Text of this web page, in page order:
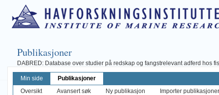
Publikasjoner
DABRED: Database over studier på redskap og fangstrelevant adferd hos
Min side
Publikasjoner
Oversikt
Avansert søk Ny publikasjon Importer